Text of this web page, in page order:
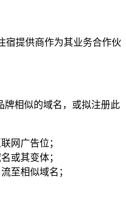
宿提供商作为其业务合作伙
牌相似的域名，或拟注册此
网广告位；
或其变体；
至相似域名；